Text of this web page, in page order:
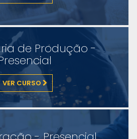
de Produção -
VER CURSO